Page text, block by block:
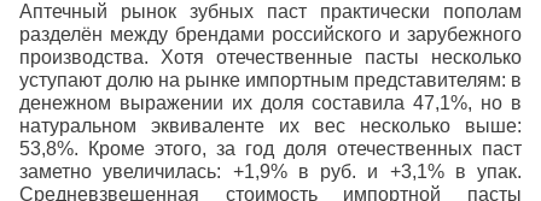
Аптечный рынок зубных паст практически пополам
разделён между брендами российского и зарубежного
производства. Хотя отечественные пасты несколько
уступают долю на рынке импортным представителям: в
денежном выражении их доля составила 47,1%, но в
натуральном эквиваленте их вес несколько выше:
53,8%. Кроме этого, за год доля отечественных паст
заметно увеличилась: +1,9% в руб. и +3,1% в упак.
Средневзвешенная стоимость импортной пасты